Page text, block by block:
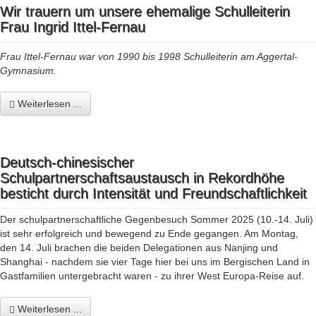
Wir trauern um unsere ehemalige Schulleiterin
Frau Ingrid Ittel-Fernau
Frau Ittel-Fernau war von 1990 bis 1998 Schulleiterin am Aggertal-
Gymnasium.
Weiterlesen ...
Deutsch-chinesischer
Schulpartnerschaftsaustausch in Rekordhöhe
besticht durch Intensität und Freundschaftlichkeit
Der schulpartnerschaftliche Gegenbesuch Sommer 2025 (10.-14. Juli)
ist sehr erfolgreich und bewegend zu Ende gegangen. Am Montag,
den 14. Juli brachen die beiden Delegationen aus Nanjing und
Shanghai - nachdem sie vier Tage hier bei uns im Bergischen Land in
Gastfamilien untergebracht waren - zu ihrer West Europa-Reise auf.
Weiterlesen ...